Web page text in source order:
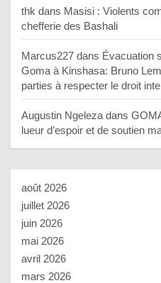
thk dans Masisi : Violents
chefferie des Bashali
Marcus227 dans Évacuation
Goma à Kinshasa: Bruno
parties à respecter le droit
Augustin Ngeleza dans
lueur d’espoir et de soutien
août 2026
juillet 2026
juin 2026
mai 2026
avril 2026
mars 2026